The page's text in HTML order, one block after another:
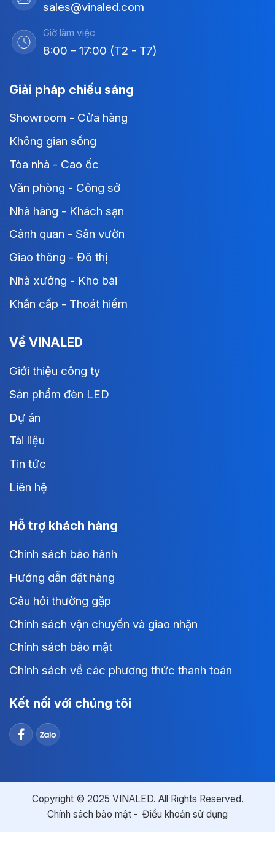
sales@vinaled.com
Giờ làm việc
8:00 – 17:00 (T2 - T7)
Giải pháp chiếu sáng
Showroom - Cửa hàng
Không gian sống
Tòa nhà - Cao ốc
Văn phòng - Công sở
Nhà hàng - Khách sạn
Cảnh quan - Sân vườn
Giao thông - Đô thị
Nhà xưởng - Kho bãi
Khẩn cấp - Thoát hiểm
Về VINALED
Giới thiệu công ty
Sản phẩm đèn LED
Dự án
Tài liệu
Tin tức
Liên hệ
Hỗ trợ khách hàng
Chính sách bảo hành
Hướng dẫn đặt hàng
Câu hỏi thường gặp
Chính sách vận chuyển và giao nhận
Chính sách bảo mật
Chính sách về các phương thức thanh toán
Kết nối với chúng tôi
Copyright © 2025 VINALED. All Rights Reserved.
Chính sách bảo mật
Điều khoản sử dụng